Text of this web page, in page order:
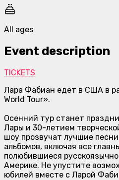
All ages
Event description
TICKETS
Лара Фабиан едет в США в
World Tour».
Осенний тур станет
Лары и 30-летием
шоу прозвучат лучшие
альбомов, включая все
полюбившиеся
Америке. Не упустите
юбилей вместе с Ларой